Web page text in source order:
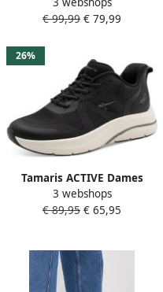
Mocassin
€ 99,99 € 79,99
26%
Tamaris ACTIVE Dames
Sneaker 1-23786-45 001
3 webshops
€ 89,95 € 65,95